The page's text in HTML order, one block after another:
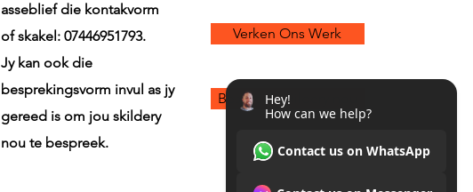
asseblief die kontakvorm
of skakel: 07446951793.
Jy kan ook die
besprekingsvorm invul as jy
gereed is om jou skildery
nou te bespreek.
Verken Ons Werk
Bespreek skildery nou